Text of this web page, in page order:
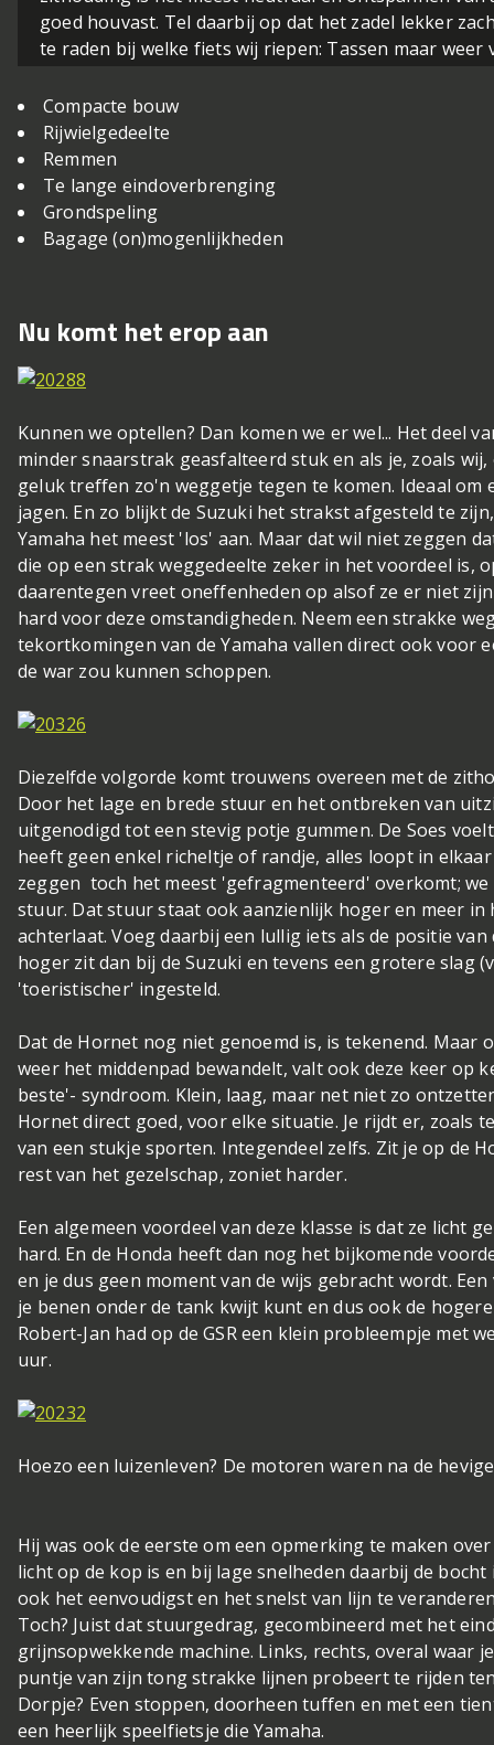
goed houvast. Tel daarbij op dat het zadel lekker
te raden bij welke fiets wij riepen: Tassen maar
Compacte bouw
Rijwielgedeelte
Remmen
Te lange eindoverbrenging
Grondspeling
Bagage (on)mogenlijkheden
Nu komt het erop aan
Kunnen we optellen? Dan komen we er wel... Het deel
minder snaarstrak geasfalteerd stuk en als je, zoals
geluk treffen zo'n weggetje tegen te komen. Ideaal
jagen. En zo blijkt de Suzuki het strakst afgesteld te
Yamaha het meest 'los' aan. Maar dat wil niet zeggen
die op een strak weggedeelte zeker in het voordeel is,
daarentegen vreet oneffenheden op alsof ze er niet
hard voor deze omstandigheden. Neem een strakke
tekortkomingen van de Yamaha vallen direct ook voor
de war zou kunnen schoppen.
Diezelfde volgorde komt trouwens overeen met de
Door het lage en brede stuur en het ontbreken van
uitgenodigd tot een stevig potje gummen. De Soes
heeft geen enkel richeltje of randje, alles loopt in
zeggen toch het meest 'gefragmenteerd' overkomt;
stuur. Dat stuur staat ook aanzienlijk hoger en meer
achterlaat. Voeg daarbij een lullig iets als de positie
hoger zit dan bij de Suzuki en tevens een grotere slag
'toeristischer' ingesteld.
Dat de Hornet nog niet genoemd is, is tekenend. Maar
weer het middenpad bewandelt, valt ook deze keer op
beste'- syndroom. Klein, laag, maar net niet zo
Hornet direct goed, voor elke situatie. Je rijdt er, zoals
van een stukje sporten. Integendeel zelfs. Zit je op de
rest van het gezelschap, zoniet harder.
Een algemeen voordeel van deze klasse is dat ze licht
hard. En de Honda heeft dan nog het bijkomende
en je dus geen moment van de wijs gebracht wordt.
je benen onder de tank kwijt kunt en dus ook de
Robert-Jan had op de GSR een klein probleempje met
uur.
Hoezo een luizenleven? De motoren waren na de
Hij was ook de eerste om een opmerking te maken
licht op de kop is en bij lage snelheden daarbij de
ook het eenvoudigst en het snelst van lijn te
Toch? Juist dat stuurgedrag, gecombineerd met het
grijnsopwekkende machine. Links, rechts, overal
puntje van zijn tong strakke lijnen probeert te rijden
Dorpje? Even stoppen, doorheen tuffen en met een
een heerlijk speelfietsje die Yamaha.